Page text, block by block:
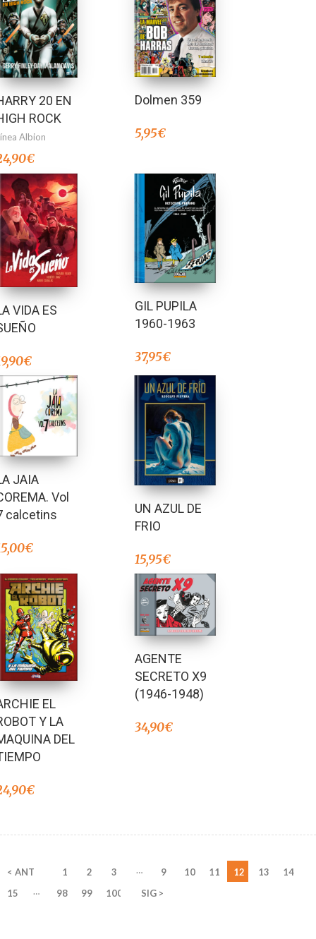
20 EN
ROCK
Albion
€
Dolmen 359
5,95€
VIDA ES
€
GIL PUPILA
1960-1963
37,95€
JAIA
Vol
calcetins
€
UN AZUL DE
FRIO
15,95€
EL
Y LA
DEL
€
AGENTE
SECRETO X9
(1946-1948)
34,90€
< ANT 1 2 3 … 9 10 11 12 13
14
15
… 98 99 100 SIG >